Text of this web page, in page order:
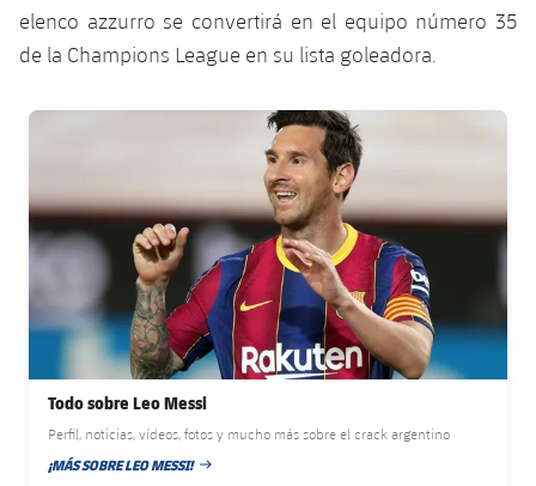
elenco azzurro se convertirá en el equipo número 35
de la Champions League en su lista goleadora.
FC Barcelona club badge
Todo sobre Leo Messi
Perfil, noticias, vídeos, fotos y mucho más sobre el crack argentino
¡MÁS SOBRE LEO MESSI!
FECHA DE PUBLICACIÓN